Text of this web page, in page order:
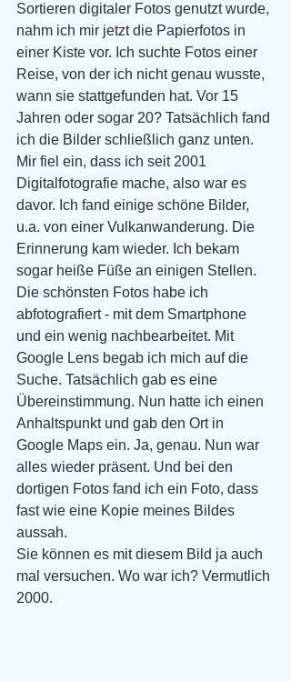
Sortieren digitaler Fotos genutzt wurde,
nahm ich mir jetzt die Papierfotos in
einer Kiste vor. Ich suchte Fotos einer
Reise, von der ich nicht genau wusste,
wann sie stattgefunden hat. Vor 15
Jahren oder sogar 20? Tatsächlich fand
ich die Bilder schließlich ganz unten.
Mir fiel ein, dass ich seit 2001
Digitalfotografie mache, also war es
davor. Ich fand einige schöne Bilder,
u.a. von einer Vulkanwanderung. Die
Erinnerung kam wieder. Ich bekam
sogar heiße Füße an einigen Stellen.
Die schönsten Fotos habe ich
abfotografiert - mit dem Smartphone
und ein wenig nachbearbeitet. Mit
Google Lens begab ich mich auf die
Suche. Tatsächlich gab es eine
Übereinstimmung. Nun hatte ich einen
Anhaltspunkt und gab den Ort in
Google Maps ein. Ja, genau. Nun war
alles wieder präsent. Und bei den
dortigen Fotos fand ich ein Foto, dass
fast wie eine Kopie meines Bildes
aussah.
Sie können es mit diesem Bild ja auch
mal versuchen. Wo war ich? Vermutlich
2000.